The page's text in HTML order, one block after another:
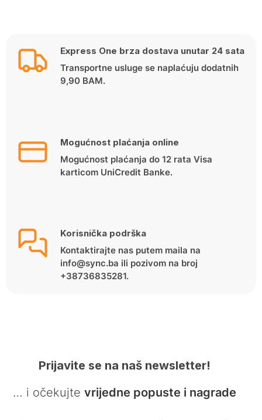
Express One brza dostava unutar 24 sata
Transportne usluge se naplaćuju dodatnih
9,90 BAM.
Mogućnost plaćanja online
Mogućnost plaćanja do 12 rata Visa
karticom UniCredit Banke.
Korisnička podrška
Kontaktirajte nas putem maila na
info@sync.ba ili pozivom na broj
+38736835281.
Prijavite se na naš newsletter!
… i očekujte vrijedne popuste i nagrade